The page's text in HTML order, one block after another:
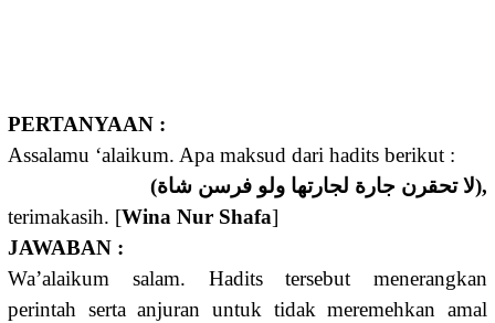
PERTANYAAN :
Assalamu ‘alaikum. Apa maksud dari hadits berikut :
(ﻻ تحقرن جارة لجارتها ولو فرسن شاة),
terimakasih. [Wina Nur Shafa]
JAWABAN :
Wa’alaikum salam. Hadits tersebut menerangkan
perintah serta anjuran untuk tidak meremehkan amal